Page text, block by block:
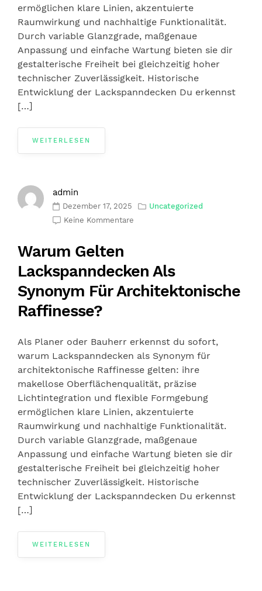
ermöglichen klare Linien, akzentuierte
Raumwirkung und nachhaltige Funktionalität.
Durch variable Glanzgrade, maßgenaue
Anpassung und einfache Wartung bieten sie dir
gestalterische Freiheit bei gleichzeitig hoher
technischer Zuverlässigkeit. Historische
Entwicklung der Lackspanndecken Du erkennst
[…]
WEITERLESEN
admin
Dezember 17, 2025
Uncategorized
Keine Kommentare
Warum Gelten
Lackspanndecken Als
Synonym Für Architektonische
Raffinesse?
Als Planer oder Bauherr erkennst du sofort,
warum Lackspanndecken als Synonym für
architektonische Raffinesse gelten: ihre
makellose Oberflächenqualität, präzise
Lichtintegration und flexible Formgebung
ermöglichen klare Linien, akzentuierte
Raumwirkung und nachhaltige Funktionalität.
Durch variable Glanzgrade, maßgenaue
Anpassung und einfache Wartung bieten sie dir
gestalterische Freiheit bei gleichzeitig hoher
technischer Zuverlässigkeit. Historische
Entwicklung der Lackspanndecken Du erkennst
[…]
WEITERLESEN